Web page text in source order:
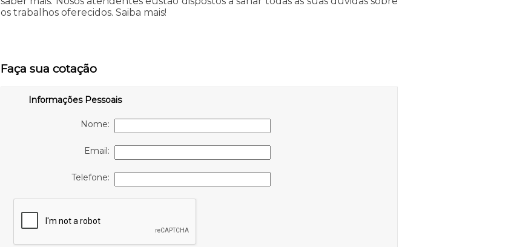
os trabalhos oferecidos. Saiba mais!
Faça sua cotação
Informações Pessoais
Nome:
Email:
Telefone: